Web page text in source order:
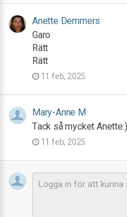
Anette Demmers
Garo
Rätt
Rätt
11 feb, 2025
Mary-Anne M
Tack så mycket Anette:)
11 feb, 2025